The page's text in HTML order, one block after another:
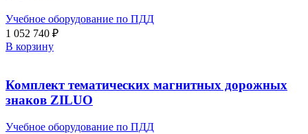
Учебное оборудование по ПДД
1 052 740 ₽
В корзину
Комплект тематических магнитных дорожных
знаков ZILUO
Учебное оборудование по ПДД